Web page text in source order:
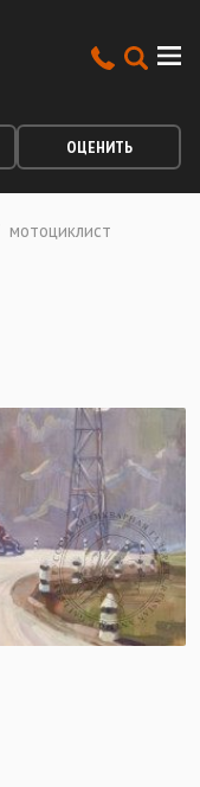
ОЦЕНИТЬ
мотоциклист